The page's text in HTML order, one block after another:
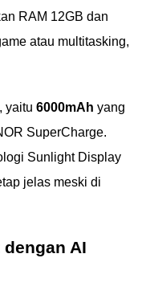
RAM 12GB dan
atau multitasking,
yaitu 6000mAh yang
SuperCharge.
Sunlight Display
jelas meski di
dengan AI